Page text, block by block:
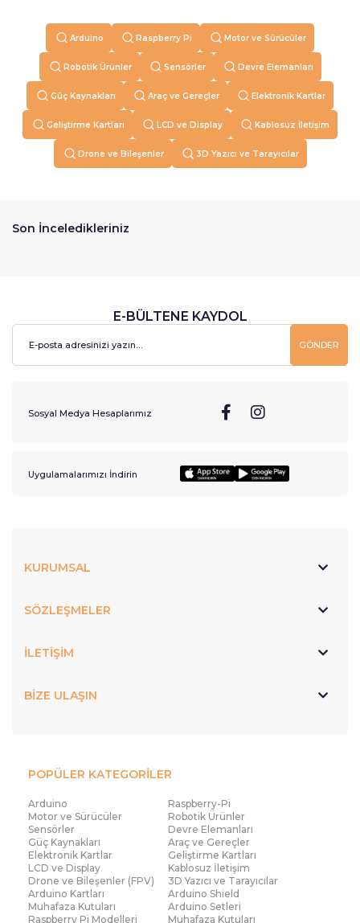
Arduino Raspberry Pi Motor ve Sürücüler
Robotik Ürünler Sensörler Devre Elemanları
Güç Kaynakları Araç ve Gereçler Elektronik Kartlar
Geliştirme Kartları LCD ve Display Kablosuz İletişim
Drone ve Bileşenler 3D Yazıcı ve Tarayıcılar
Son İnceledikleriniz
E-BÜLTENE KAYDOL
GÖNDER
Sosyal Medya Hesaplarımız
Uygulamalarımızı İndirin
KURUMSAL
SÖZLEŞMELER
İLETİŞİM
BİZE ULAŞIN
POPÜLER KATEGORİLER
Arduino
Raspberry-Pi
Motor ve Sürücüler
Robotik Ürünler
Sensörler
Devre Elemanları
Güç Kaynakları
Araç ve Gereçler
Elektronik Kartlar
Geliştirme Kartları
LCD ve Display
Kablosuz İletişim
Drone ve Bileşenler (FPV)
3D Yazıcı ve Tarayıcılar
Arduino Kartları
Arduino Shield
Muhafaza Kutuları
Arduino Setleri
Raspberry Pi Modelleri
Muhafaza Kutuları